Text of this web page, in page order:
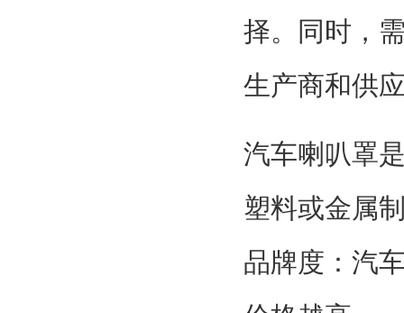
择。同时，
生产商和供
汽车喇叭罩
塑料或金属
品牌度：汽